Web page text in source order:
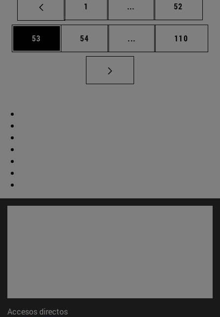
Página
1 ... Páginas intermedias
Página
52
Página
53 Página
54 ... Páginas intermedias
Página
110
Accesos directos